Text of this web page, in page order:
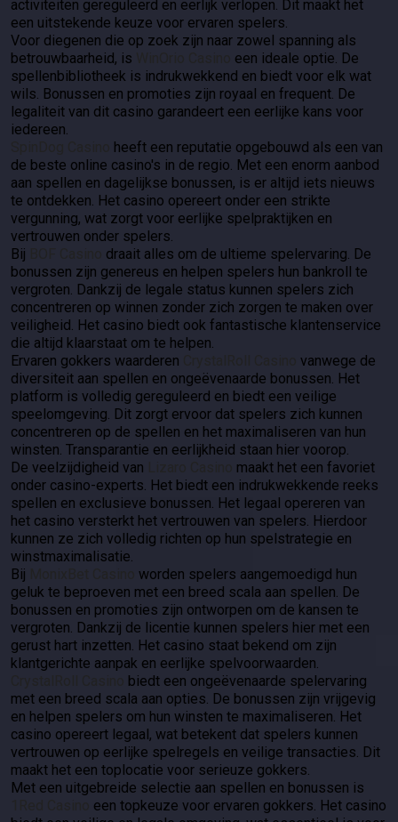
activiteiten gereguleerd en eerlijk verlopen. Dit maakt het
een uitstekende keuze voor ervaren spelers.
Voor diegenen die op zoek zijn naar zowel spanning als
betrouwbaarheid, is
een ideale optie. De
spellenbibliotheek is indrukwekkend en biedt voor elk wat
wils. Bonussen en promoties zijn royaal en frequent. De
legaliteit van dit casino garandeert een eerlijke kans voor
iedereen.
heeft een reputatie opgebouwd als een van
de beste online casino's in de regio. Met een enorm aanbod
aan spellen en dagelijkse bonussen, is er altijd iets nieuws
te ontdekken. Het casino opereert onder een strikte
vergunning, wat zorgt voor eerlijke spelpraktijken en
vertrouwen onder spelers.
Bij
draait alles om de ultieme spelervaring. De
bonussen zijn genereus en helpen spelers hun bankroll te
vergroten. Dankzij de legale status kunnen spelers zich
concentreren op winnen zonder zich zorgen te maken over
veiligheid. Het casino biedt ook fantastische klantenservice
die altijd klaarstaat om te helpen.
Ervaren gokkers waarderen
vanwege de
diversiteit aan spellen en ongeëvenaarde bonussen. Het
platform is volledig gereguleerd en biedt een veilige
speelomgeving. Dit zorgt ervoor dat spelers zich kunnen
concentreren op de spellen en het maximaliseren van hun
winsten. Transparantie en eerlijkheid staan hier voorop.
De veelzijdigheid van
maakt het een favoriet
onder casino-experts. Het biedt een indrukwekkende reeks
spellen en exclusieve bonussen. Het legaal opereren van
het casino versterkt het vertrouwen van spelers. Hierdoor
kunnen ze zich volledig richten op hun spelstrategie en
winstmaximalisatie.
Bij
worden spelers aangemoedigd hun
geluk te beproeven met een breed scala aan spellen. De
bonussen en promoties zijn ontworpen om de kansen te
vergroten. Dankzij de licentie kunnen spelers hier met een
gerust hart inzetten. Het casino staat bekend om zijn
klantgerichte aanpak en eerlijke spelvoorwaarden.
biedt een ongeëvenaarde spelervaring
met een breed scala aan opties. De bonussen zijn vrijgevig
en helpen spelers om hun winsten te maximaliseren. Het
casino opereert legaal, wat betekent dat spelers kunnen
vertrouwen op eerlijke spelregels en veilige transacties. Dit
maakt het een toplocatie voor serieuze gokkers.
Met een uitgebreide selectie aan spellen en bonussen is
een topkeuze voor ervaren gokkers. Het casino